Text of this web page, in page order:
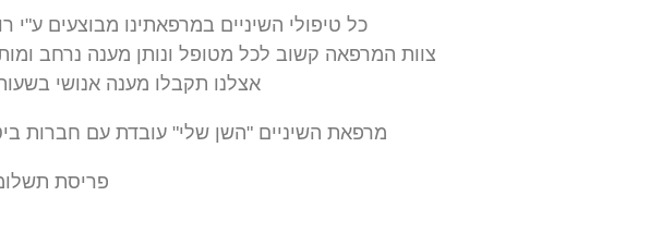
כל טיפולי השיניים במרפאתינו מבוצעים ע"י
צוות המרפאה קשוב לכל מטופל ונותן מענה נרחב
אצלנו תקבלו מענה אנושי
מרפאת השיניים "השן שלי" עובדת עם חברות
פריסת